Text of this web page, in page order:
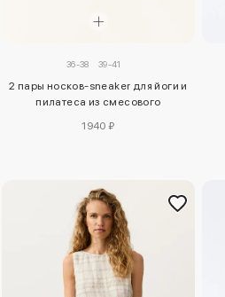
36-38 39-41
2 пары носков-sneaker для йоги и
пилатеса из смесового
1940 ₽